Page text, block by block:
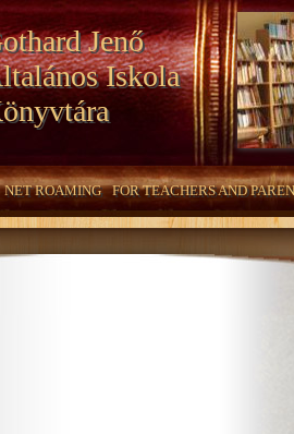
Jenő
Iskola
NET ROAMING FOR TEACHERS AND